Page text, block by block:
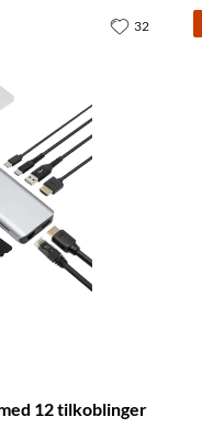
12 tilkoblinger
32